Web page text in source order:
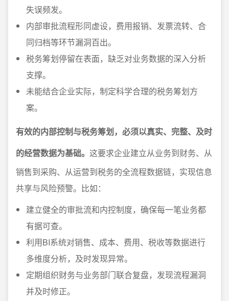
失误频发。
内部审批流程形同虚设，费用报销、发票流转、合
同归档等环节漏洞百出。
税务筹划停留在表面，缺乏对业务数据的深入分析
支撑。
未能结合企业实际，制定科学合理的税务筹划方
案。
有效的内部控制与税务筹划，必须以真实、完整、及时
的经营数据为基础。 这要求企业建立从业务到财务、从
销售到采购、从运营到税务的全流程数据链，实现信息
共享与风险预警。比如：
建立健全的审批流和内控制度，确保每一笔业务都
有据可查。
利用BI系统对销售、成本、费用、税收等数据进行
多维度分析，及时发现异常。
定期组织财务与业务部门联合复盘，发现流程漏洞
并及时修正。